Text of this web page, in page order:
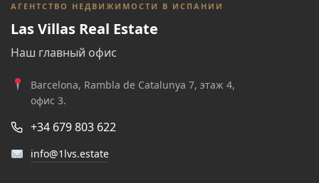
АГЕНТСТВО НЕДВИЖИМОСТИ В ИСПАНИИ
Las Villas Real Estate
Наш главный офис
Barcelona, Rambla de Catalunya 7, этаж 4,
офис 3.
+34 679 803 622
info@1lvs.estate